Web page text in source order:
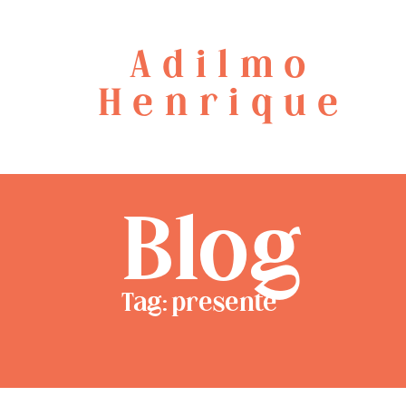
Adilmo
Henrique
Blog
Tag: presente